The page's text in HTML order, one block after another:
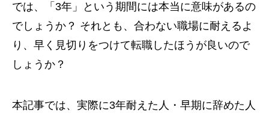
では、「3年」という期間には本当に意味があるの
でしょうか？ それとも、合わない職場に耐えるよ
り、早く見切りをつけて転職したほうが良いので
しょうか？
本記事では、実際に3年耐えた人・早期に辞めた人